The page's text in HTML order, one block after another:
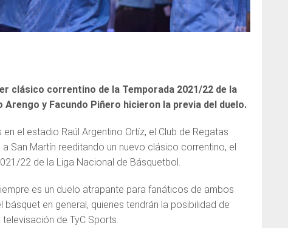
clásico correntino de la Temporada 2021/22 de la
Arengo y Facundo Piñero hicieron la previa del duelo.
el estadio Raúl Argentino Ortíz, el Club de Regatas
San Martín reeditando un nuevo clásico correntino, el
22 de la Liga Nacional de Básquetbol.
es un duelo atrapante para fanáticos de ambos
en general, quienes tendrán la posibilidad de
de TyC Sports.